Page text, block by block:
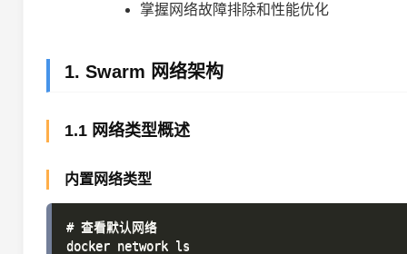
掌握网络故障排除和性能优化
1. Swarm 网络架构
1.1 网络类型概述
内置网络类型
# 查看默认网络
docker network ls